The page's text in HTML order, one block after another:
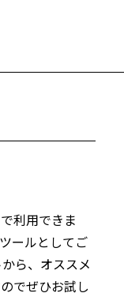
利用できま
ールとしてご
ら、オススメ
でぜひお試し